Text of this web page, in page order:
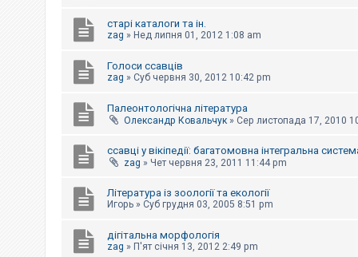
старі каталоги та ін.
zag » Нед липня 01, 2012 1:08 am
Голоси ссавців
zag » Суб червня 30, 2012 10:42 pm
Палеонтологічна література
Олександр Ковальчук » Сер листопада 17, 2010
ссавці у вікіпедії: багатомовна інтегральна
zag » Чет червня 23, 2011 11:44 pm
Література із зоології та екології
Игорь » Суб грудня 03, 2005 8:51 pm
дігітальна морфологія
zag » П'ят січня 13, 2012 2:49 pm